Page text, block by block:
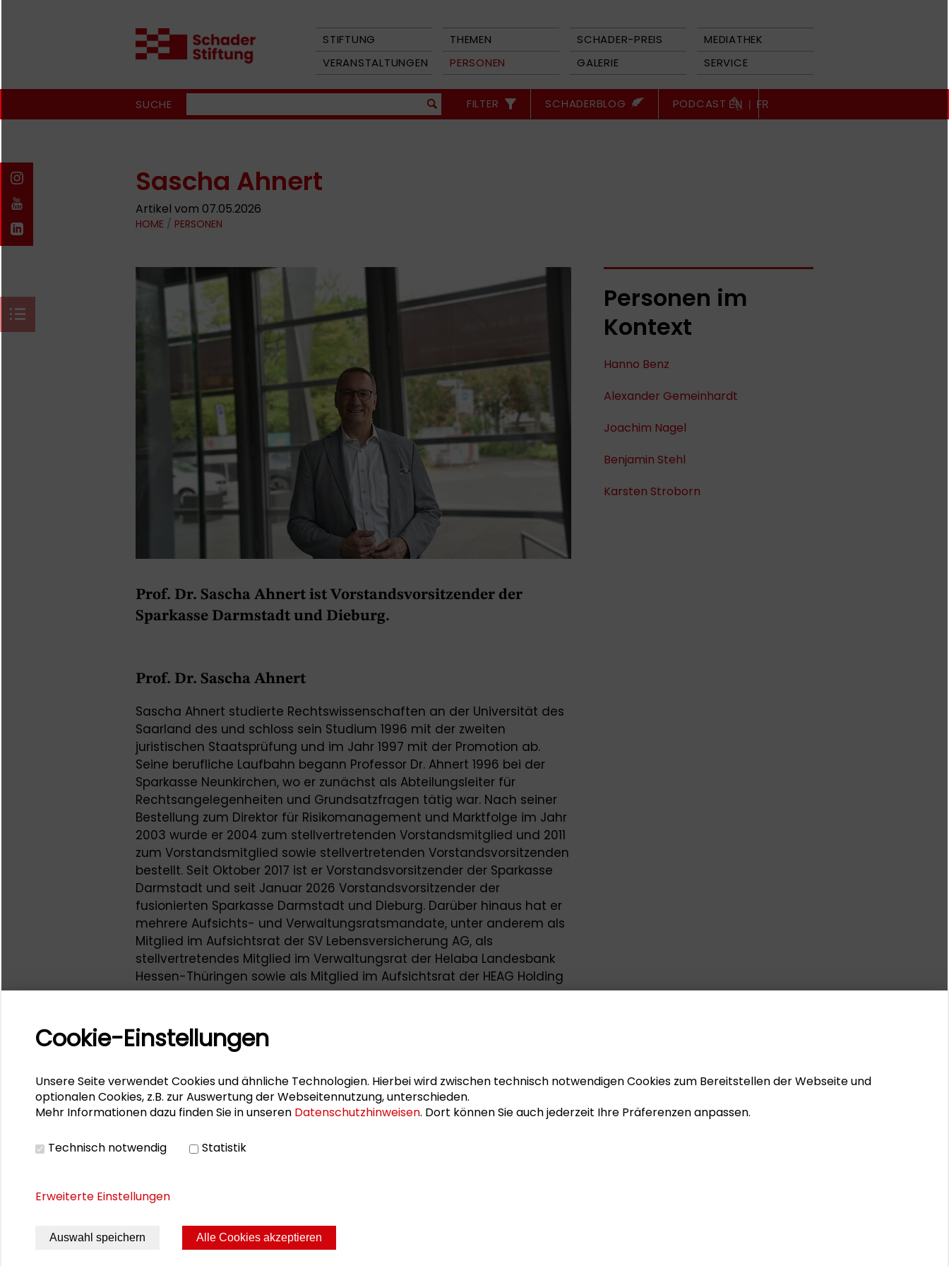
STIFTUNG THEMEN SCHADER-PREIS
MEDIATHEK
VERANSTALTUNGEN
PERSONEN GALERIE SERVICE
SUCHE FILTER SCHADERBLOG PODCAST EN | FR
Sascha Ahnert
Artikel vom 07.05.2026
HOME / PERSONEN
Prof. Dr. Sascha Ahnert ist Vorstandsvorsitzender der
Sparkasse Darmstadt und Dieburg.
Prof. Dr. Sascha Ahnert
Sascha Ahnert studierte Rechtswissenschaften an der Universität des
Saarland des und schloss sein Studium 1996 mit der zweiten
juristischen Staatsprüfung und im Jahr 1997 mit der Promotion ab.
Seine berufliche Laufbahn begann Professor Dr. Ahnert 1996 bei der
Sparkasse Neunkirchen, wo er zunächst als Abteilungsleiter für
Rechtsangelegenheiten und Grundsatzfragen tätig war. Nach seiner
Bestellung zum Direktor für Risikomanagement und Marktfolge im Jahr
2003 wurde er 2004 zum stellvertretenden Vorstandsmitglied und 2011
zum Vorstandsmitglied sowie stellvertretenden Vorstandsvorsitzenden
bestellt. Seit Oktober 2017 ist er Vorstandsvorsitzender der Sparkasse
Darmstadt und seit Januar 2026 Vorstandsvorsitzender der
fusionierten Sparkasse Darmstadt und Dieburg. Darüber hinaus hat er
mehrere Aufsichts- und Verwaltungsratsmandate, unter anderem als
Mitglied im Aufsichtsrat der SV Lebensversicherung AG, als
stellvertretendes Mitglied im Verwaltungsrat der Helaba Landesbank
Hessen-Thüringen sowie als Mitglied im Aufsichtsrat der HEAG Holding
AG. Seit Oktober 2013 ist er Honorarprofessor an der ISM International
nationales und europäisches Banken aufsichtsrecht lehrt. Er ist Autor
zahlreicher Veröffentlichungen in den Bereichen Bankmanagement,
Am79. Monetären Workshopmit dem Thema “Neuausrichtung
Europas: Wohlstandsmodell Deutschland auf der Kippe?” hat Sascha
Bankenlandschaft in Europa teilgenommen.
Personen im
Kontext
Hanno Benz
Alexander Gemeinhardt
Joachim Nagel
Benjamin Stehl
Karsten Stroborn
Seite drucken Sitemap Impressum
Cookie-Einstellungen
Unsere Seite verwendet Cookies und ähnliche Technologien. Hierbei wird zwischen technisch notwendigen Cookies zum Bereitstellen der Webseite und
optionalen Cookies, z.B. zur Auswertung der Webseitennutzung, unterschieden.
Mehr Informationen dazu finden Sie in unseren Datenschutzhinweisen. Dort können Sie auch jederzeit Ihre Präferenzen anpassen.
Technisch notwendig Statistik
Erweiterte Einstellungen
Auswahl speichern Alle Cookies akzeptieren